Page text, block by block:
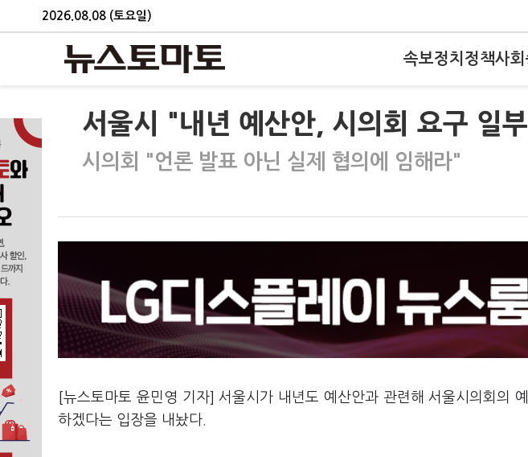
2026.08.08 (토요일)
속보정치 정책사회
서울시 "내년 예산안, 시의회 요구 일
시의회 "언론 발표 아닌 실제 협의에 임해라"
[뉴스토마토 윤민영 기자] 서울시가 내년도 예산안과 관련해 서울시의회의
하겠다는 입장을 내놨다.